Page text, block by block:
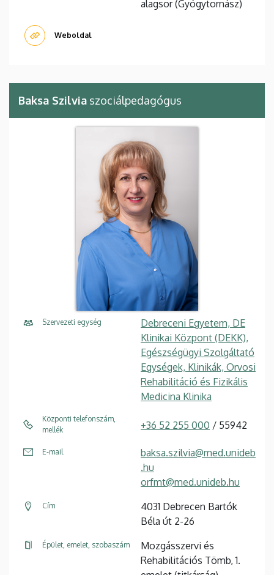
alagsor (Gyógytornász)
Weboldal
Baksa Szilvia szociálpedagógus
Szervezeti egység
Debreceni Egyetem, DE
Klinikai Központ (DEKK),
Egészségügyi Szolgáltató
Egységek, Klinikák, Orvosi
Rehabilitáció és Fizikális
Medicina Klinika
Központi telefonszám,
mellék
+36 52 255 000 / 55942
E-mail
baksa.szilvia@med.unideb
.hu
orfmt@med.unideb.hu
Cím
4031 Debrecen Bartók
Béla út 2-26
Épület, emelet, szobaszám
Mozgásszervi és
Rehabilitációs Tömb, 1.